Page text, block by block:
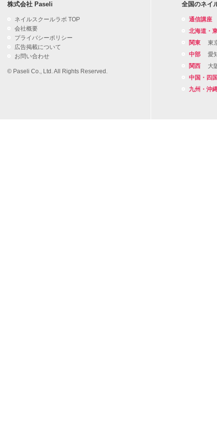
株式会社 Paseli
ネイルスクールラボ TOP
会社概要
プライバシーポリシー
広告掲載について
お問い合わせ
© Paseli Co., Ltd. All Rights Reserved.
全国のネイ
通信講座
北海道・
関東
東
中部
愛
関西
大
中国・四
九州・沖